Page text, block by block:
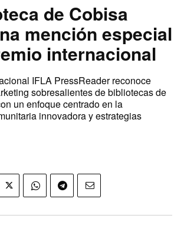
de Cobisa
mención especial
internacional
IFLA PressReader reconoce
sobresalientes de bibliotecas de
un enfoque centrado en la
innovadora y estrategias